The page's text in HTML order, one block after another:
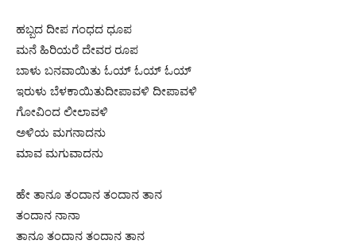
ಹಬ್ಬದ ದೀಪ ಗಂಧದ ಧೂಪ
ಮನೆ ಹಿರಿಯರೆ ದೇವರ ರೂಪ
ಬಾಳು ಬನವಾಯಿತು ಓಯ್ ಓಯ್ ಓಯ್
ಇರುಳು ಬೆಳಕಾಯಿತುದೀಪಾವಳಿ ದೀಪಾವಳಿ
ಗೋವಿಂದ ಲೀಲಾವಳಿ
ಅಳಿಯ ಮಗನಾದನು
ಮಾವ ಮಗುವಾದನು
ಹೇ ತಾನೂ ತಂದಾನ ತಂದಾನ ತಾನ
ತಂದಾನ ನಾನಾ
ತಾನೂ ತಂದಾನ ತಂದಾನ ತಾನ